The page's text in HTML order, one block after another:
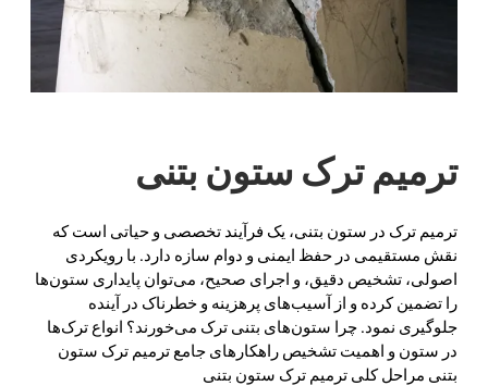
ترمیم ترک ستون بتنی
ترمیم ترک در ستون بتنی، یک فرآیند تخصصی و حیاتی است که
نقش مستقیمی در حفظ ایمنی و دوام سازه دارد. با رویکردی
اصولی، تشخیص دقیق، و اجرای صحیح، می‌توان پایداری ستون‌ها
را تضمین کرده و از آسیب‌های پرهزینه و خطرناک در آینده
جلوگیری نمود. چرا ستون‌های بتنی ترک می‌خورند؟ انواع ترک‌ها
در ستون و اهمیت تشخیص راهکارهای جامع ترمیم ترک ستون
بتنی مراحل کلی ترمیم ترک ستون بتنی